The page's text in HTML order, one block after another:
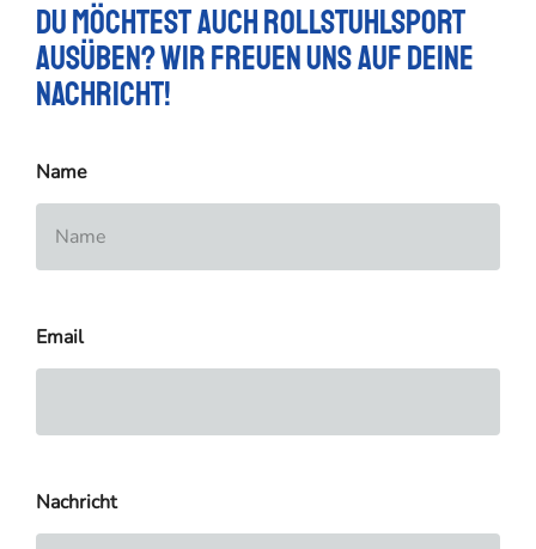
Du möchtest auch Rollstuhlsport
ausüben? Wir freuen uns auf deine
Nachricht!
Name
Email
Nachricht